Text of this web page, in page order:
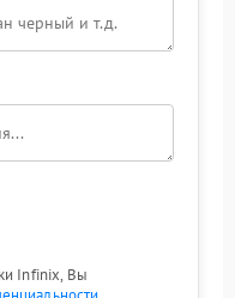
Infinix, Вы